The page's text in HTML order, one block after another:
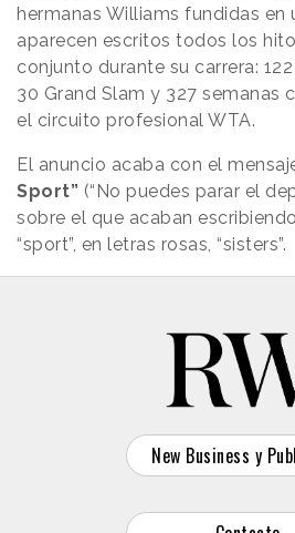
hermanas Williams fundidas en
aparecen escritos todos los
conjunto durante su carrera:
30 Grand Slam y 327 semanas
el circuito profesional WTA.
El anuncio acaba con el
Sport” (“No puedes parar el
sobre el que acaban
“sport”, en letras rosas, “sisters”.
New Business y